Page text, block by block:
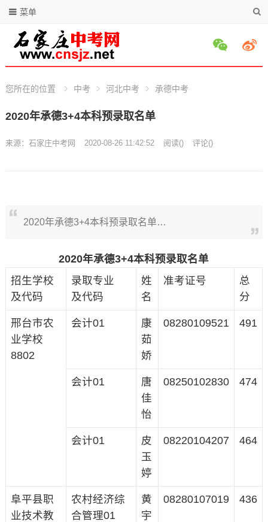
菜单
您所在的位置 中考 河北中考 承德中考
2020年承德3+4本科预录取名单
来源： 石家庄中考网 2020-08-26 11:42:52 阅读() 评论()
2020年承德3+4本科预录取名单…
2020年承德3+4本科预录取名单
招生学校
及代码
录取专业
及代码
姓
名
准考证号
总
分
邢台市农
业学校
8802
会计01
康
茹
娇
08280109521 491
会计01
唐
佳
怡
08250102830 474
会计01
皮
玉
婷
08220104207 464
阜平县职
业技术教
农村经济综
合管理01
黄
宇
08280107019 436